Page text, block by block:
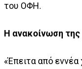
του ΟΦΗ.
Η ανακοίνωση
«Έπειτα από